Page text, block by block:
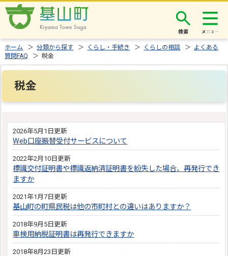
検索
ホーム ＞分類から探す ＞ くらし・手続き ＞ くらしの相談 ＞ よくある
質問FAQ
＞ 税金
税金
2026年5月1日更新
Web口座振替受付サービスについて
2022年2月10日更新
標識交付証明書や標識返納済証明書を紛失した場合、再発行でき
ますか
2021年1月7日更新
基山町の町県民税は他の市町村との違いはありますか？
2018年9月5日更新
車検用納税証明書は再発行できますか
2018年8月23日更新